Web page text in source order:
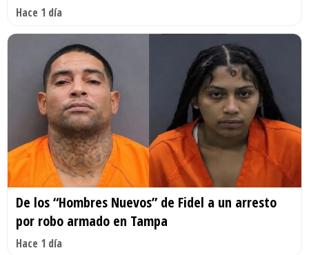
Hace 1 día
De los “Hombres Nuevos” de Fidel a un arresto
por robo armado en Tampa
Hace 1 día